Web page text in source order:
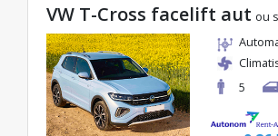
VW T-Cross facelift aut ou
5